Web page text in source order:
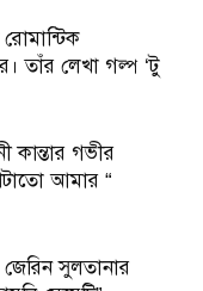
তাঁর লেখা গল্প ‘টু
কান্তার গভীর
আমার “
সুলতানার